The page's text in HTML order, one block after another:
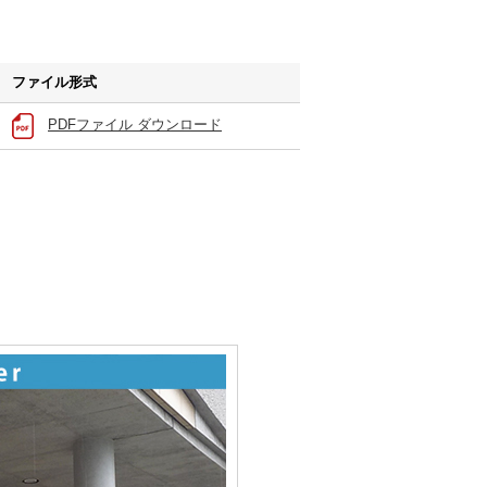
ファイル形式
PDFファイル ダウンロード